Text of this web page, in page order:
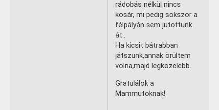
rádobás nélkül nincs
kosár, mi pedig sokszor a
félpályán sem jutottunk
át..
Ha kicsit bátrabban
játszunk,annak örültem
volna,majd legközelebb.
Gratulálok a
Mammutoknak!